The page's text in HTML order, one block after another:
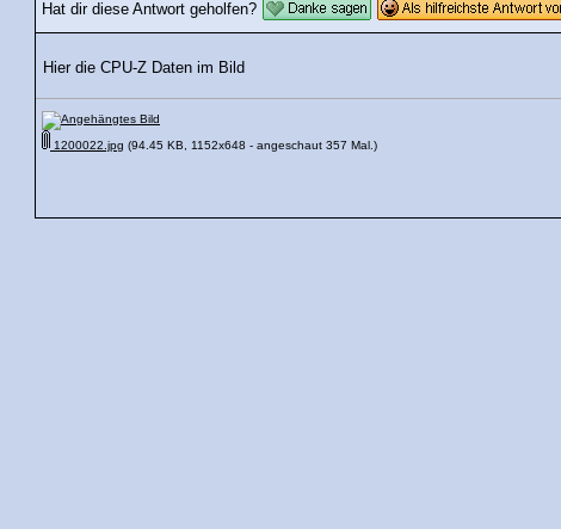
Hat dir diese Antwort geholfen?
Hier die CPU-Z Daten im Bild
1200022.jpg (94.45 KB, 1152x648 - angeschaut 357 Mal.)